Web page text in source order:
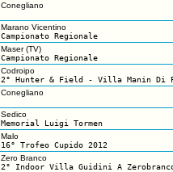
Conegliano
Marano Vicentino
Campionato Regionale
Maser (TV)
Campionato Regionale
Codroipo
2° Hunter & Field - Villa Manin Di
Conegliano
Sedico
Memorial Luigi Tormen
Malo
16° Trofeo Cupido 2012
Zero Branco
2° Indoor Villa Guidini A